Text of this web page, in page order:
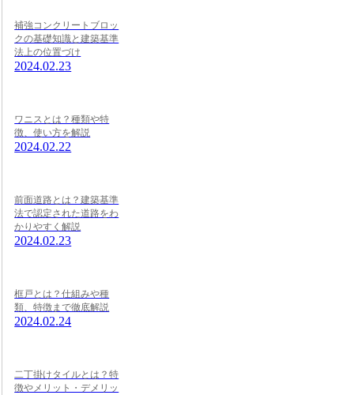
補強コンクリートブロッ
クの基礎知識と建築基準
法上の位置づけ
2024.02.23
ワニスとは？種類や特
徴、使い方を解説
2024.02.22
前面道路とは？建築基準
法で認定された道路をわ
かりやすく解説
2024.02.23
框戸とは？仕組みや種
類、特徴まで徹底解説
2024.02.24
二丁掛けタイルとは？特
徴やメリット・デメリッ